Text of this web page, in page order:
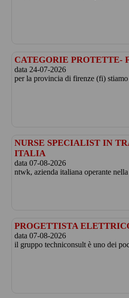
CATEGORIE PROTETTE-
data 24-07-2026
per la provincia di firenze (fi)
NURSE SPECIALIST IN
ITALIA
data 07-08-2026
ntwk, azienda italiana operante nella
PROGETTISTA
data 07-08-2026
il gruppo techniconsult è uno dei